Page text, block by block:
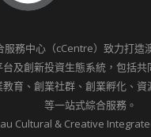
服務中心（cCentre）致力打造
台及創新投資生態系統，包括
育、創業社群、創業孵化、
等一站式綜合服務。
Cultural & Creative